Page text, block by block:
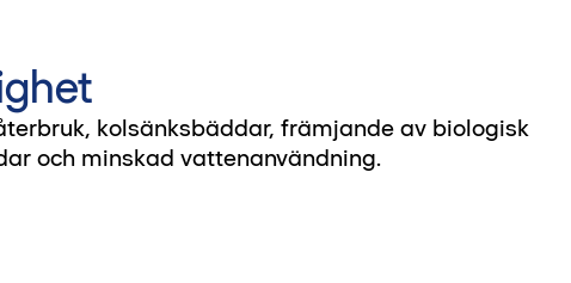
kolsänksbäddar, främjande av biologisk
och minskad vattenanvändning.